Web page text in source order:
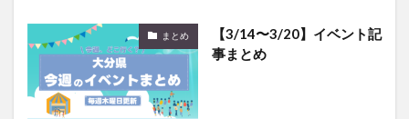
まとめ
【3/14〜3/20】イベント記
事まとめ